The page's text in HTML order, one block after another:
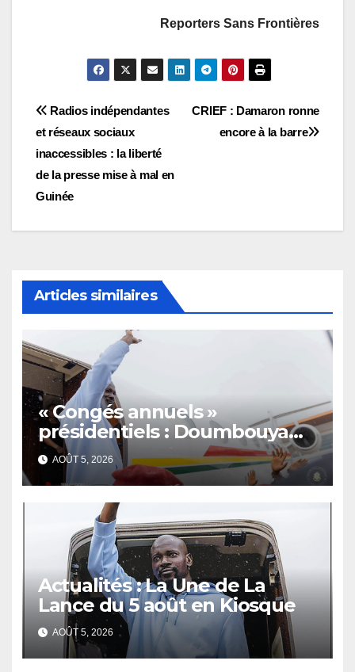
Reporters Sans Frontières
Navigation
de
l’article
CRIEF : Damaron ronne
encore à la barre
Radios indépendantes
et réseaux sociaux
inaccessibles : la liberté
de la presse mise à mal en
Guinée
Articles similaires
« Congés annuels »
présidentiels : Doumbouya
s’envole, l’opposition s’agite,
l’armée rassure
AOÛT 5, 2026
Actualités : La Une de La
Lance du 5 août en Kiosque
AOÛT 5, 2026